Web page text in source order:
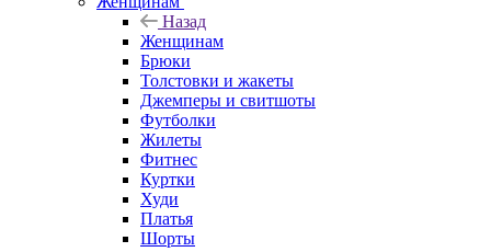
Назад
Женщинам
Брюки
Толстовки и жакеты
Джемперы и свитшоты
Футболки
Жилеты
Фитнес
Куртки
Худи
Платья
Шорты